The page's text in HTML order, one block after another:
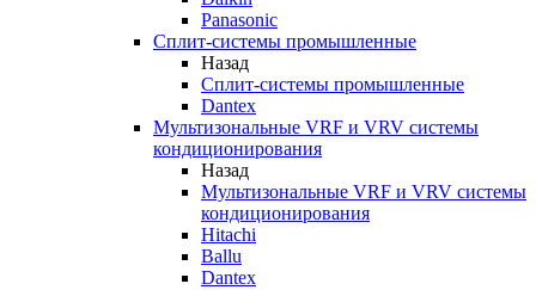
Panasonic
Сплит-системы промышленные
Назад
Сплит-системы промышленные
Dantex
Мультизональные VRF и VRV системы
кондиционирования
Назад
Мультизональные VRF и VRV системы
кондиционирования
Hitachi
Ballu
Dantex